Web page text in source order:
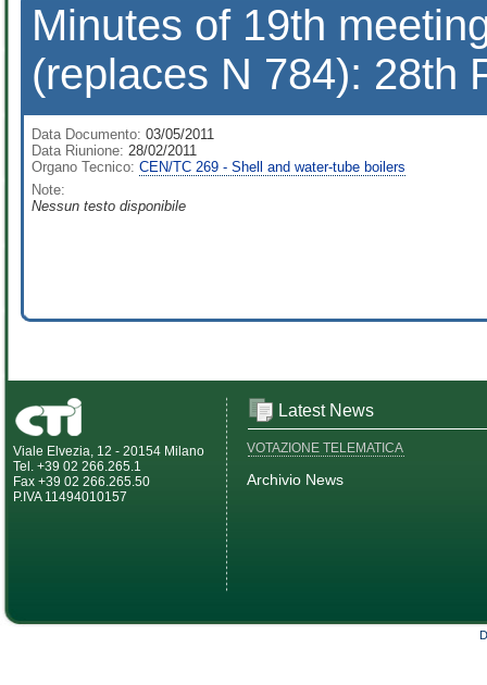
Minutes of 19th
(replaces N 784): 28th
Data Documento: 03/05/2011
Data Riunione: 28/02/2011
Organo Tecnico: CEN/TC 269 - Shell and water-tube boilers
Note:
Nessun testo disponibile
Viale Elvezia, 12 - 20154 Milano
Tel. +39 02 266.265.1
Fax +39 02 266.265.50
P.IVA 11494010157
Latest News
VOTAZIONE TELEMATICA
Archivio News